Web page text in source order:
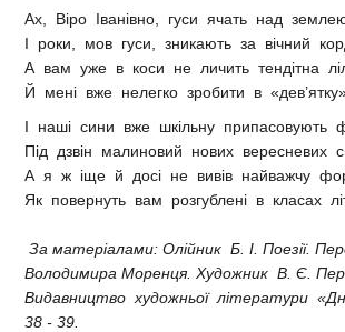
Ах, Віро Іванівно, гуси ячать над
І роки, мов гуси, зникають за вічний
А вам уже в коси не личить тендітна
Й мені вже нелегко зробити в
І наші сини вже шкільну припасовують
Під дзвін малиновий нових вересневих
А я ж іще й досі не вивів найважчу
Як повернуть вам розгублені в класах
За матеріалами: Олійник Б. І. Поезії.
Володимира Моренця. Художник В. Є.
Видавництво художньої літератури
38 - 39.